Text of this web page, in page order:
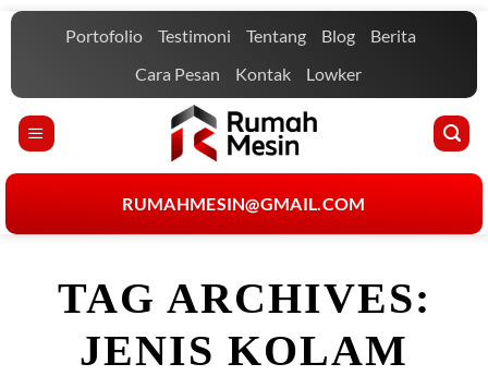
Skip
Portofolio Testimoni Tentang Blog
Berita
Cara Pesan
Kontak Lowker
RUMAHMESIN@GMAIL.COM
TAG ARCHIVES:
JENIS KOLAM